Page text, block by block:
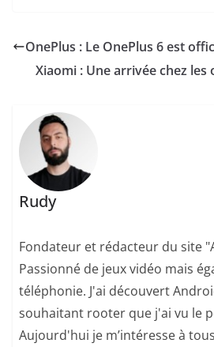
OnePlus : Le OnePlus 6 est
Xiaomi : Une arrivée chez
Rudy
Fondateur et rédacteur du site
Passionné de jeux vidéo mais
téléphonie. J'ai découvert
souhaitant rooter que j'ai vu le
Aujourd'hui je m’intéresse à